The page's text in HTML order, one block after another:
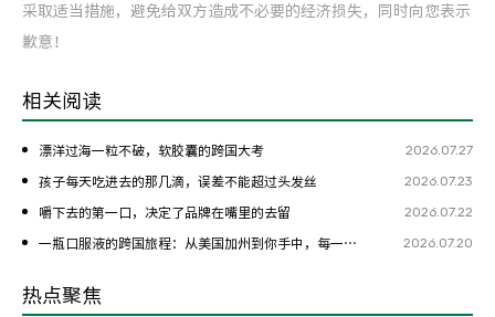
采取适当措施，避免给双方造成不必要的经济损失，同时向您表示
歉意！
相关阅读
漂洋过海一粒不破，软胶囊的跨国大考 2026.07.27
孩子每天吃进去的那几滴，误差不能超过头发丝 2026.07.23
嚼下去的第一口，决定了品牌在嘴里的去留 2026.07.22
一瓶口服液的跨国旅程：从美国加州到你手中，每一步都是考验 2026.07.20
热点聚焦